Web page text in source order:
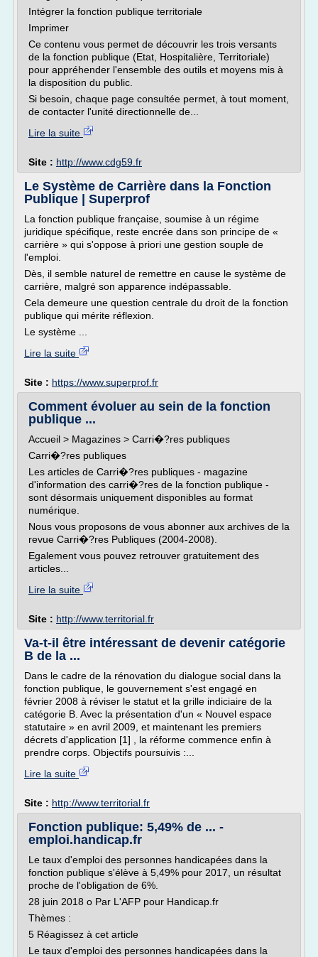
Intégrer la fonction publique territoriale
Imprimer
Ce contenu vous permet de découvrir les trois versants
de la fonction publique (Etat, Hospitalière, Territoriale)
pour appréhender l'ensemble des outils et moyens mis à
la disposition du public.
Si besoin, chaque page consultée permet, à tout moment,
de contacter l'unité directionnelle de...
Lire la suite
Site : http://www.cdg59.fr
Le Système de Carrière dans la Fonction
Publique | Superprof
La fonction publique française, soumise à un régime
juridique spécifique, reste encrée dans son principe de «
carrière » qui s'oppose à priori une gestion souple de
l'emploi.
Dès, il semble naturel de remettre en cause le système de
carrière, malgré son apparence indépassable.
Cela demeure une question centrale du droit de la fonction
publique qui mérite réflexion.
Le système ...
Lire la suite
Site : https://www.superprof.fr
Comment évoluer au sein de la fonction
publique ...
Accueil > Magazines > Carri�?res publiques
Carri�?res publiques
Les articles de Carri�?res publiques - magazine
d'information des carri�?res de la fonction publique -
sont désormais uniquement disponibles au format
numérique.
Nous vous proposons de vous abonner aux archives de la
revue Carri�?res Publiques (2004-2008).
Egalement vous pouvez retrouver gratuitement des
articles...
Lire la suite
Site : http://www.territorial.fr
Va-t-il être intéressant de devenir catégorie
B de la ...
Dans le cadre de la rénovation du dialogue social dans la
fonction publique, le gouvernement s'est engagé en
février 2008 à réviser le statut et la grille indiciaire de la
catégorie B. Avec la présentation d'un « Nouvel espace
statutaire » en avril 2009, et maintenant les premiers
décrets d'application [1] , la réforme commence enfin à
prendre corps. Objectifs poursuivis :...
Lire la suite
Site : http://www.territorial.fr
Fonction publique: 5,49% de ... -
emploi.handicap.fr
Le taux d'emploi des personnes handicapées dans la
fonction publique s'élève à 5,49% pour 2017, un résultat
proche de l'obligation de 6%.
28 juin 2018 o Par L'AFP pour Handicap.fr
Thèmes :
5 Réagissez à cet article
Le taux d'emploi des personnes handicapées dans la